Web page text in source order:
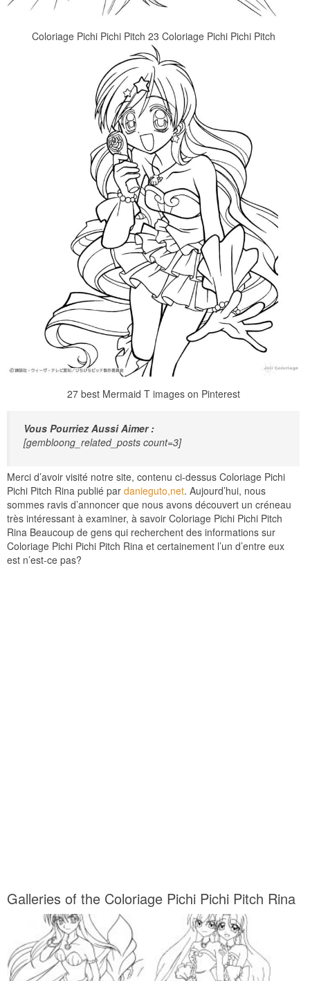
Coloriage Pichi Pichi Pitch 23 Coloriage Pichi Pichi Pitch
27 best Mermaid T images on Pinterest
Vous Pourriez Aussi Aimer :
[gembloong_related_posts count=3]
Merci d’avoir visité notre site, contenu ci-dessus Coloriage Pichi
Pichi Pitch Rina publié par danieguto,net. Aujourd’hui, nous
sommes ravis d’annoncer que nous avons découvert un créneau
très intéressant à examiner, à savoir Coloriage Pichi Pichi Pitch
Rina Beaucoup de gens qui recherchent des informations sur
Coloriage Pichi Pichi Pitch Rina et certainement l’un d’entre eux
est n’est-ce pas?
Galleries of the Coloriage Pichi Pichi Pitch Rina